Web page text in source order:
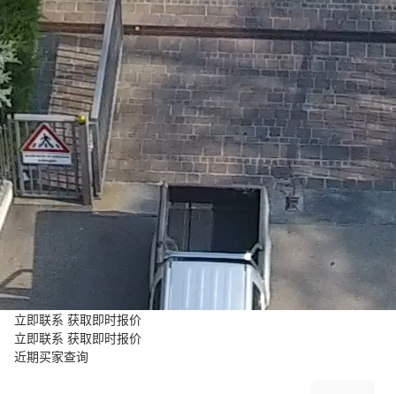
立即联系 获取即时报价
立即联系 获取即时报价
近期买家查询